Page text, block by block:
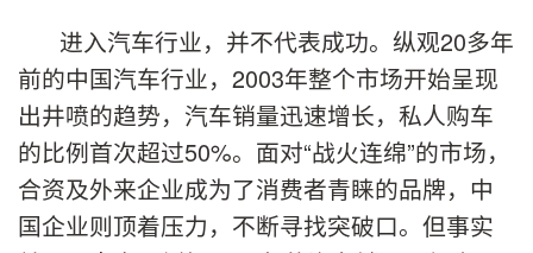
进入汽车行业，并不代表成功。纵观20多年
前的中国汽车行业，2003年整个市场开始呈现
出井喷的趋势，汽车销量迅速增长，私人购车
的比例首次超过50%。面对“战火连绵”的市场，
合资及外来企业成为了消费者青睐的品牌，中
国企业则顶着压力，不断寻找突破口。但事实